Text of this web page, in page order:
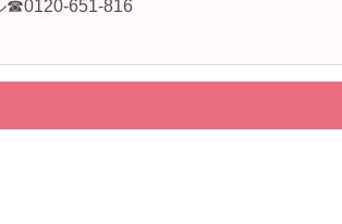
☎0120-651-816